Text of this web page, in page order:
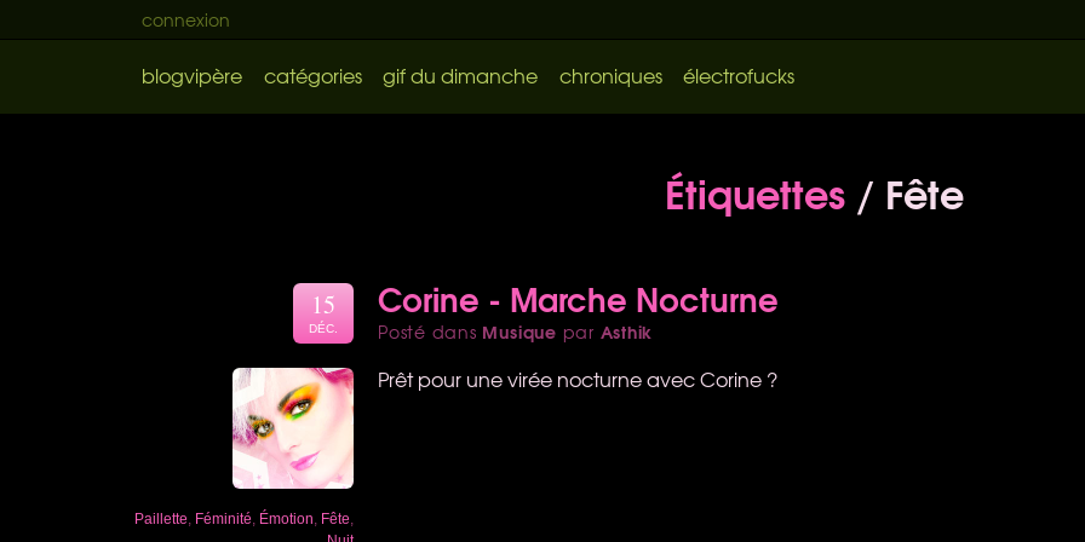
connexion
blogvipère catégories gif du dimanche chroniques électrofucks
Étiquettes/ Fête
Corine - Marche Nocturne
Posté dans Musique par Asthik
15
DÉC.
Paillette Féminité Émotion Fête
Prêt pour une virée nocturne avec Corine ?